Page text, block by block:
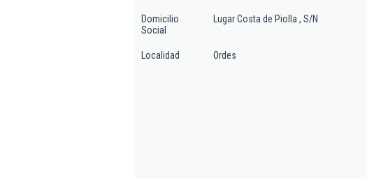
Domicilio
Social
Lugar Costa de Piolla , S/N
Localidad Ordes